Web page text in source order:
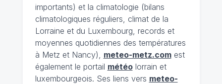
importants) et la climatologie (bilans
climatologiques réguliers, climat de la
Lorraine et du Luxembourg, records et
moyennes quotidiennes des températures
à Metz et Nancy), meteo-metz.comest
également le portail météolorrain et
luxembourgeois. Ses liens vers meteo-